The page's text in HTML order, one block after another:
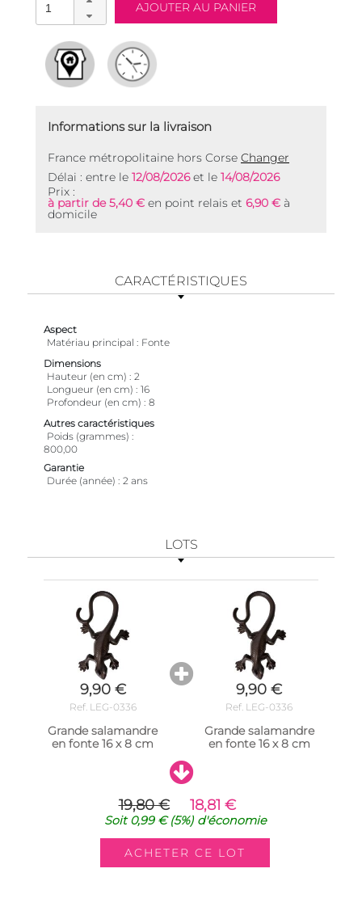
Informations sur la livraison
France métropolitaine hors Corse Changer
Délai : entre le 12/08/2026et le 14/08/2026
Prix :
à partir de 5,40 € en point relais et 6,90 € à
domicile
CARACTÉRISTIQUES
Aspect
Matériau principal
Fonte
Dimensions
Hauteur (en cm)
2
Longueur (en cm)
16
Profondeur (en cm)
8
Autres caractéristiques
Poids (grammes)
800,00
Garantie
Durée (année)
2 ans
LOTS
9,90 €
Ref. LEG-0336
Grande salamandre
en fonte 16 x 8 cm
9,90 €
Ref. LEG-0336
Grande salamandre
en fonte 16 x 8 cm
19,80 € 18,81 €
Soit0,99 €(5%)d'économie